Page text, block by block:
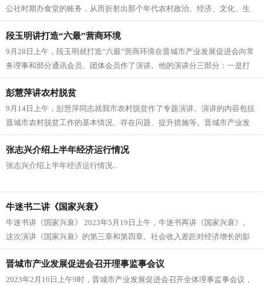
公社时期办食堂的账务，从而折射出那个年代农村政治、经济、文化、生
产、生活方方面面...
段玉明讲打造“六最”营商环境
9月28日上午，段玉明就打造“六最”营商环境在晋城市产业发展促进会向常
务理事和部分通讯会员、团体会员作了演讲。他的演讲分三部分：一是打
造“六最”...
彭慧萍讲农村脱贫
9月14日上午，彭慧萍同志就我市农村脱贫作了专题演讲。演讲的内容包括
晋城市农村脱贫工作的基本情况、存在问题、提升措施等。晋城市产业发
展促进会部分常务...
张志兴介绍上半年经济运行情况
张志兴介绍上半年经济运行情况...
牛迷书二讲《国家兴衰》
牛迷书讲《国家兴衰》 2023年5月19日上午，牛迷书再讲《国家兴衰》。
这次演讲《国家兴衰》的第三章和第四章。社会收入差距对经济增长的影
响，关于政府...
晋城市产业发展促进会召开理事监事会议
2023年2月10日上午9时，晋城市产业发展促进会召开全体理事监事会议，